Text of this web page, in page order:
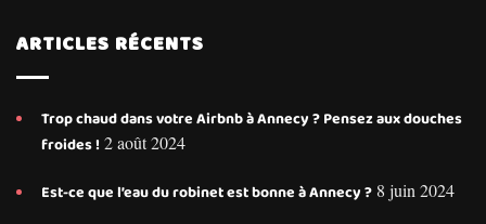
ARTICLES RÉCENTS
Trop chaud dans votre Airbnb à Annecy ? Pensez aux douches
froides ! 2 août 2024
Est-ce que l’eau du robinet est bonne à Annecy ? 8 juin 2024